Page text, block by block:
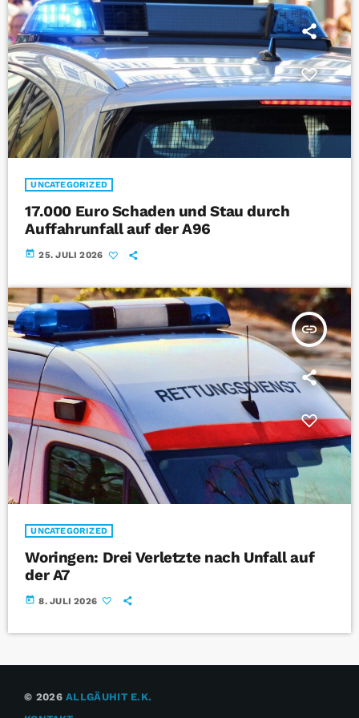
UNCATEGORIZED
17.000 Euro Schaden und Stau durch
Auffahrunfall auf der A96
today 25. JULI 2026
insert_link
UNCATEGORIZED
Woringen: Drei Verletzte nach Unfall auf
der A7
today 8. JULI 2026
© 2026ALLGÄUHIT E.K.